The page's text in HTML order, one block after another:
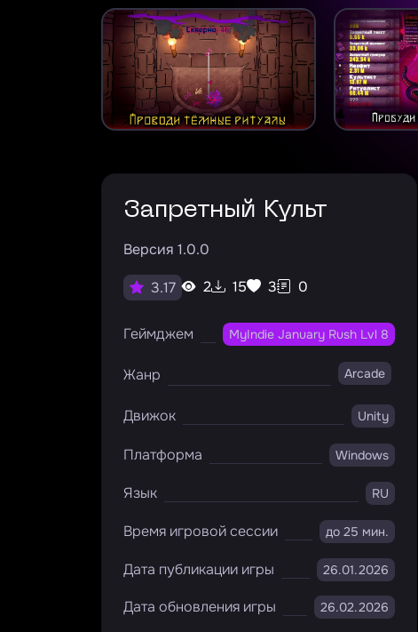
Запретный Культ
Версия 1.0.0
3.17 2 15 3 0
Геймджем MyIndie January Rush Lvl 8
Жанр Arcade
Движок Unity
Платформа Windows
Язык RU
Время игровой сессии до 25 мин.
Дата публикации игры 26.01.2026
Дата обновления игры 26.02.2026